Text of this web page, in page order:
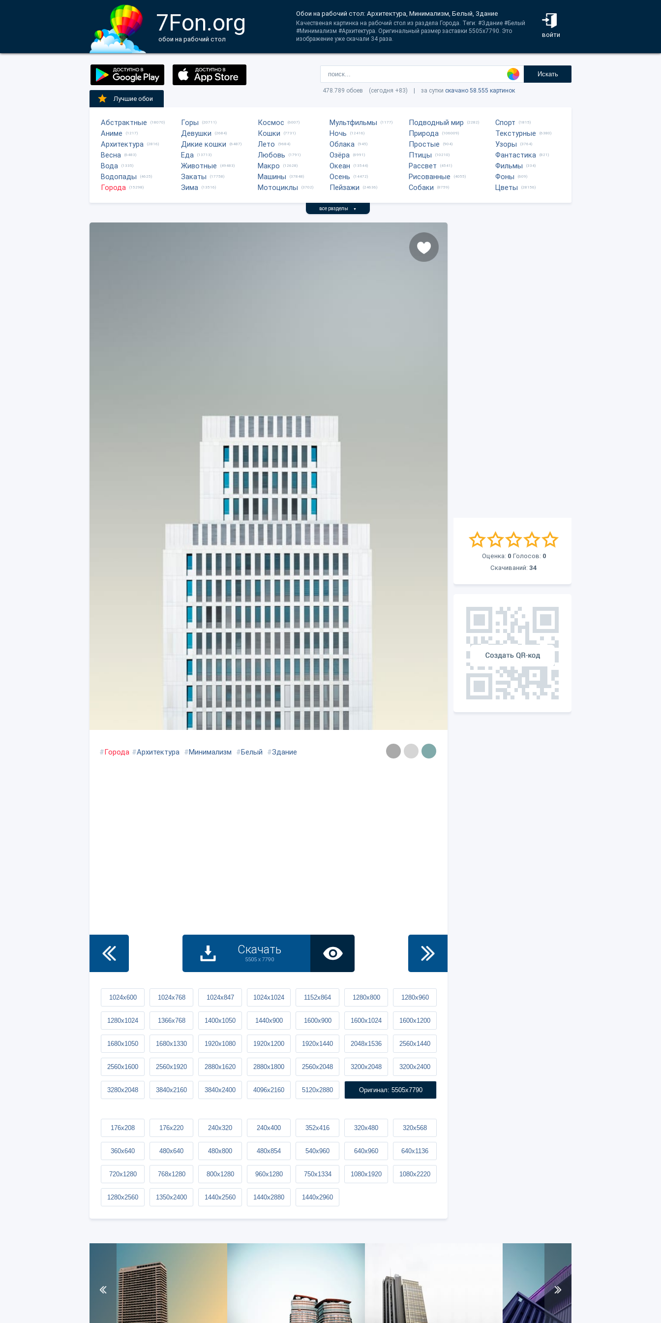
7Fon.org
обои на рабочий стол
войти
Обои на рабочий стол: Архитектура, Минимализм, Белый, Здание
Качественая картинка на рабочий стол из раздела Города. Теги: #Здание #Белый
#Минимализм #Архитектура. Оригинальный размер заставки 5505x7790. Это
изображение уже скачали 34 раза.
Искать
478.789 обоев (сегодня +83) | за сутки скачано 58.555 картинок
Лучшие обои
Абстрактные (18070)
Аниме (1217)
Архитектура (2816)
Весна (6483)
Вода (1335)
Водопады (4625)
Города (15298)
Горы (20711)
Девушки (2684)
Дикие кошки (6487)
Еда (13713)
Животные (49483)
Закаты (17758)
Зима (13516)
Космос (6007)
Кошки (7731)
Лето (9684)
Любовь (1791)
Макро (12628)
Машины (37848)
Мотоциклы (3702)
Мультфильмы (1177)
Ночь (12416)
Облака (945)
Озёра (6991)
Океан (13544)
Осень (14472)
Пейзажи (24636)
Подводный мир (2282)
Природа (106009)
Простые (904)
Птицы (10210)
Рассвет (4541)
Рисованные (4055)
Собаки (8759)
Спорт (1815)
Текстурные (6380)
Узоры (3764)
Фантастика (821)
Фильмы (334)
Фоны (609)
Цветы (28156)
все разделы ▼
Оценка: 0 Голосов: 0
Скачиваний: 34
#Города #Архитектура #Минимализм #Белый #Здание
Скачать
5505 x 7790
1024x600 1024x768 1024x847 1024x1024 1152x864 1280x800 1280x960
1280x1024 1366x768 1400x1050 1440x900 1600x900 1600x1024 1600x1200
1680x1050 1680x1330 1920x1080 1920x1200 1920x1440 2048x1536 2560x1440
2560x1600 2560x1920 2880x1620 2880x1800 2560x2048 3200x2048 3200x2400
3280x2048 3840x2160 3840x2400 4096x2160 5120x2880 Оригинал: 5505x7790
176x208 176x220 240x320 240x400 352x416 320x480 320x568
360x640 480x640 480x800 480x854 540x960 640x960 640x1136
720x1280 768x1280 800x1280 960x1280 750x1334 1080x1920 1080x2220
1280x2560 1350x2400 1440x2560 1440x2880 1440x2960